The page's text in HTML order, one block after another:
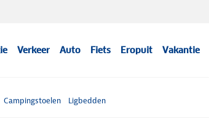
Verkeer Auto Fiets Eropuit Vakantie
Campingstoelen Ligbedden